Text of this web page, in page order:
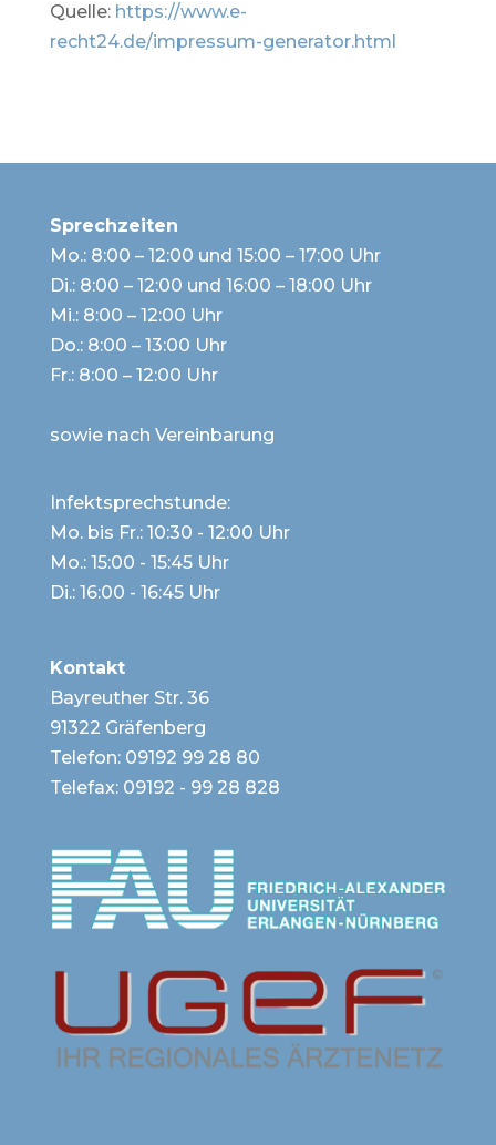
Quelle: https://www.e-
recht24.de/impressum-generator.html
Sprechzeiten
Mo.: 8:00 – 12:00 und 15:00 – 17:00 Uhr
Di.: 8:00 – 12:00 und 16:00 – 18:00 Uhr
Mi.: 8:00 – 12:00 Uhr
Do.: 8:00 – 13:00 Uhr
Fr.: 8:00 – 12:00 Uhr
sowie nach Vereinbarung
Infektsprechstunde:
Mo. bis Fr.: 10:30 - 12:00 Uhr
Mo.: 15:00 - 15:45 Uhr
Di.: 16:00 - 16:45 Uhr
Kontakt
Bayreuther Str. 36
91322 Gräfenberg
Telefon: 09192 99 28 80
Telefax: 09192 - 99 28 828